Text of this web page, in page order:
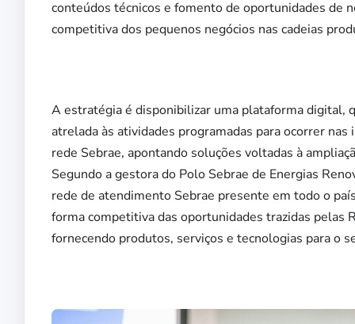
conteúdos técnicos e fomento de oportunidades de
competitiva dos pequenos negócios nas cadeias
A estratégia é disponibilizar uma plataforma digital,
atrelada às atividades programadas para ocorrer
rede Sebrae, apontando soluções voltadas à
Segundo a gestora do Polo Sebrae de Energias
rede de atendimento Sebrae presente em todo o
forma competitiva das oportunidades trazidas pelas
fornecendo produtos, serviços e tecnologias para o